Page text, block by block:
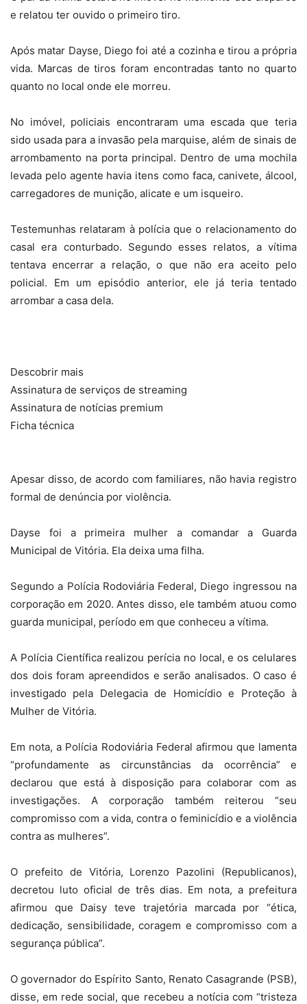
e relatou ter ouvido o primeiro tiro.
Após matar Dayse, Diego foi até a cozinha e tirou a própria
vida. Marcas de tiros foram encontradas tanto no quarto
quanto no local onde ele morreu.
No imóvel, policiais encontraram uma escada que teria
sido usada para a invasão pela marquise, além de sinais de
arrombamento na porta principal. Dentro de uma mochila
levada pelo agente havia itens como faca, canivete, álcool,
carregadores de munição, alicate e um isqueiro.
Testemunhas relataram à polícia que o relacionamento do
casal era conturbado. Segundo esses relatos, a vítima
tentava encerrar a relação, o que não era aceito pelo
policial. Em um episódio anterior, ele já teria tentado
arrombar a casa dela.
Descobrir mais
Assinatura de serviços de streaming
Assinatura de notícias premium
Ficha técnica
Apesar disso, de acordo com familiares, não havia registro
formal de denúncia por violência.
Dayse foi a primeira mulher a comandar a Guarda
Municipal de Vitória. Ela deixa uma filha.
Segundo a Polícia Rodoviária Federal, Diego ingressou na
corporação em 2020. Antes disso, ele também atuou como
guarda municipal, período em que conheceu a vítima.
A Polícia Científica realizou perícia no local, e os celulares
dos dois foram apreendidos e serão analisados. O caso é
investigado pela Delegacia de Homicídio e Proteção à
Mulher de Vitória.
Em nota, a Polícia Rodoviária Federal afirmou que lamenta
“profundamente as circunstâncias da ocorrência” e
declarou que está à disposição para colaborar com as
investigações. A corporação também reiterou “seu
compromisso com a vida, contra o feminicídio e a violência
contra as mulheres”.
O prefeito de Vitória, Lorenzo Pazolini (Republicanos),
decretou luto oficial de três dias. Em nota, a prefeitura
afirmou que Daisy teve trajetória marcada por “ética,
dedicação, sensibilidade, coragem e compromisso com a
segurança pública”.
O governador do Espírito Santo, Renato Casagrande (PSB),
disse, em rede social, que recebeu a notícia com “tristeza